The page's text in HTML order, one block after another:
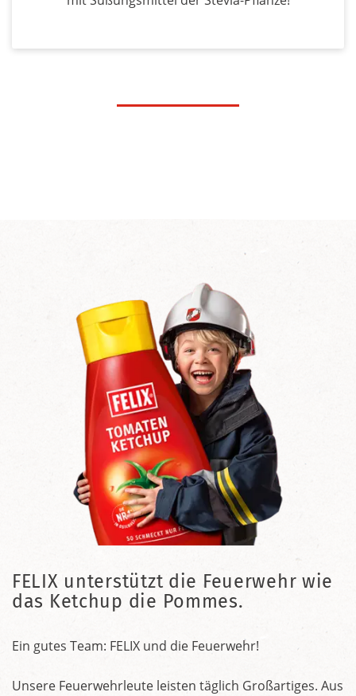
FELIX unterstützt die Feuerwehr wie
das Ketchup die Pommes.
Ein gutes Team: FELIX und die Feuerwehr!
Unsere Feuerwehrleute leisten täglich Großartiges. Aus